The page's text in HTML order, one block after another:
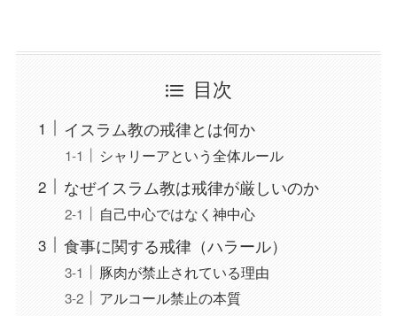
目次
イスラム教の戒律とは何か
シャリーアという全体ルール
なぜイスラム教は戒律が厳しいのか
自己中心ではなく神中心
食事に関する戒律（ハラール）
豚肉が禁止されている理由
アルコール禁止の本質